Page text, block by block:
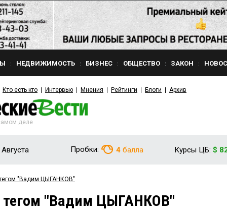
НЕДВИЖИМОСТЬ БИЗНЕС ОБЩЕСТВО ЗАКОН
Кто есть кто Интервью Мнения Рейтинги Блоги Архив
деле
Пробки: 4 балла Курсы ЦБ: $
"Вадим ЦЫГАНКОВ"
"Вадим ЦЫГАНКОВ"